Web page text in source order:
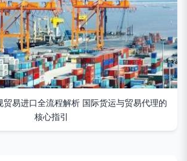
贸易进口全流程解析 国际货运与贸易代理的
核心指引